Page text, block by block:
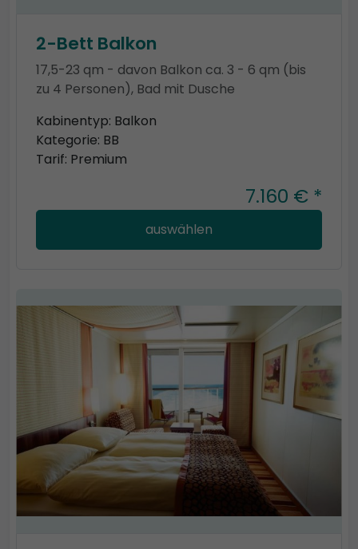
2-Bett Balkon
17,5-23 qm - davon Balkon ca. 3 - 6 qm (bis
zu 4 Personen), Bad mit Dusche
Kabinentyp: Balkon
Kategorie: BB
Tarif: Premium
7.160 € *
auswählen